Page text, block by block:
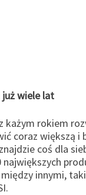
wiele lat
każym rokiem
coraz większą i
coś dla
innymi,